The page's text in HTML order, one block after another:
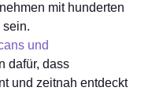
mit hunderten
sein.
und
dafür, dass
und zeitnah entdeckt